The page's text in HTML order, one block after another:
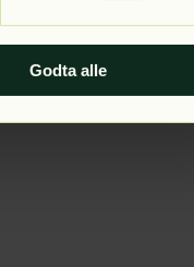
Godta alle